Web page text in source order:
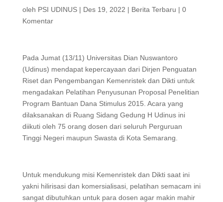
oleh PSI UDINUS| Des 19, 2022 | Berita Terbaru | 0
Komentar
Pada Jumat (13/11) Universitas Dian Nuswantoro
(Udinus) mendapat kepercayaan dari Dirjen Penguatan
Riset dan Pengembangan Kemenristek dan Dikti untuk
mengadakan Pelatihan Penyusunan Proposal Penelitian
Program Bantuan Dana Stimulus 2015. Acara yang
dilaksanakan di Ruang Sidang Gedung H Udinus ini
diikuti oleh 75 orang dosen dari seluruh Perguruan
Tinggi Negeri maupun Swasta di Kota Semarang.
Untuk mendukung misi Kemenristek dan Dikti saat ini
yakni hilirisasi dan komersialisasi, pelatihan semacam ini
sangat dibutuhkan untuk para dosen agar makin mahir